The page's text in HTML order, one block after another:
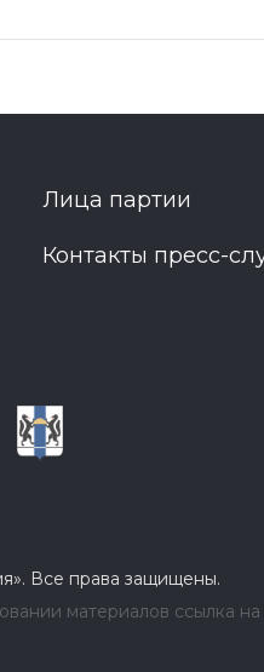
Лица партии
Контакты пресс-
Все права защищены.
материалов ссылка на